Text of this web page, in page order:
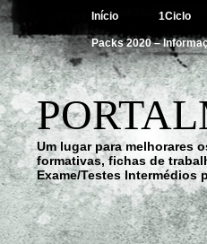
Início 1Ciclo
Packs 2020 –
Um lugar para melhorares
formativas, fichas de
Exame/Testes